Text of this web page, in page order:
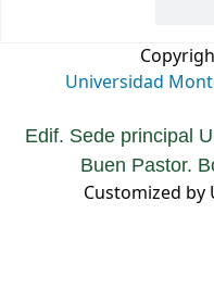
Universidad
Edif. Sede principal
Buen Pastor.
Customized by